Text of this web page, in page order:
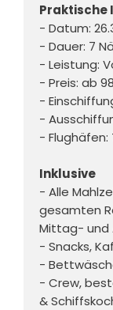
Praktische
- Datum:
- Dauer: 7
- Leistung:
- Preis: ab
-
-
- Flughäfen:
Inklusive
- Alle
gesamten
Mittag- und
- Snacks,
-
- Crew,
&